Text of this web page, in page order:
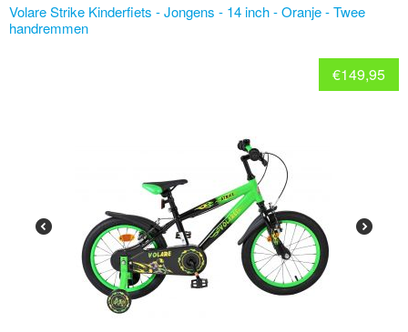
Volare Strike Kinderfiets - Jongens - 14 inch - Oranje - Twee
handremmen
€149,95